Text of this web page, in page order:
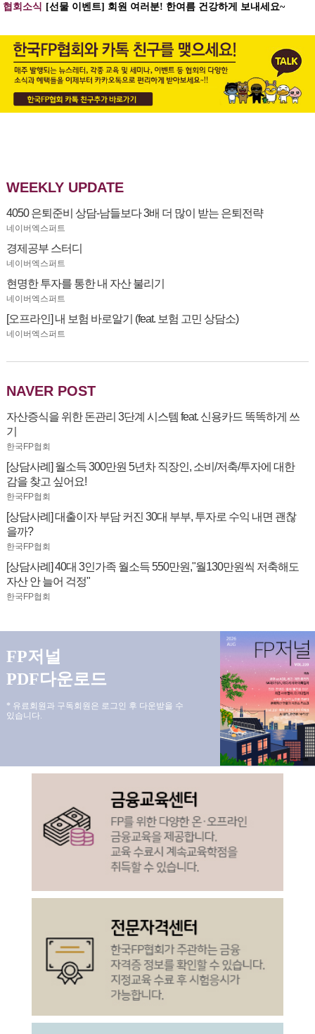
협회소식 [선물 이벤트] 회원 여러분! 한여름 건강하게 보내세요~
WEEKLY UPDATE
4050 은퇴준비 상담-남들보다 3배 더 많이 받는 은퇴전략
네이버엑스퍼트
경제공부 스터디
네이버엑스퍼트
현명한 투자를 통한 내 자산 불리기
네이버엑스퍼트
[오프라인] 내 보험 바로알기 (feat. 보험 고민 상담소)
네이버엑스퍼트
NAVER POST
자산증식을 위한 돈관리 3단계 시스템 feat. 신용카드 똑똑하게 쓰
기
한국FP협회
[상담사례] 월소득 300만원 5년차 직장인, 소비/저축/투자에 대한
감을 찾고 싶어요!
한국FP협회
[상담사례] 대출이자 부담 커진 30대 부부, 투자로 수익 내면 괜찮
을까?
한국FP협회
[상담사례] 40대 3인가족 월소득 550만원,"월130만원씩 저축해도
자산 안 늘어 걱정"
한국FP협회
FP저널
PDF다운로드
* 유료회원과 구독회원은 로그인 후 다운받을 수
있습니다.